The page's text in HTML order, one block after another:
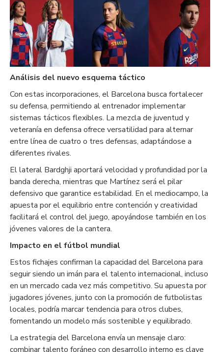
Análisis del nuevo esquema táctico
Con estas incorporaciones, el Barcelona busca fortalecer
su defensa, permitiendo al entrenador implementar
sistemas tácticos flexibles. La mezcla de juventud y
veteranía en defensa ofrece versatilidad para alternar
entre línea de cuatro o tres defensas, adaptándose a
diferentes rivales.
El lateral Bardghji aportará velocidad y profundidad por la
banda derecha, mientras que Martínez será el pilar
defensivo que garantice estabilidad. En el mediocampo, la
apuesta por el equilibrio entre contención y creatividad
facilitará el control del juego, apoyándose también en los
jóvenes valores de la cantera.
Impacto en el fútbol mundial
Estos fichajes confirman la capacidad del Barcelona para
seguir siendo un imán para el talento internacional, incluso
en un mercado cada vez más competitivo. Su apuesta por
jugadores jóvenes, junto con la promoción de futbolistas
locales, podría marcar tendencia para otros clubes,
fomentando un modelo más sostenible y equilibrado.
La estrategia del Barcelona envía un mensaje claro:
combinar talento foráneo con desarrollo interno es clave